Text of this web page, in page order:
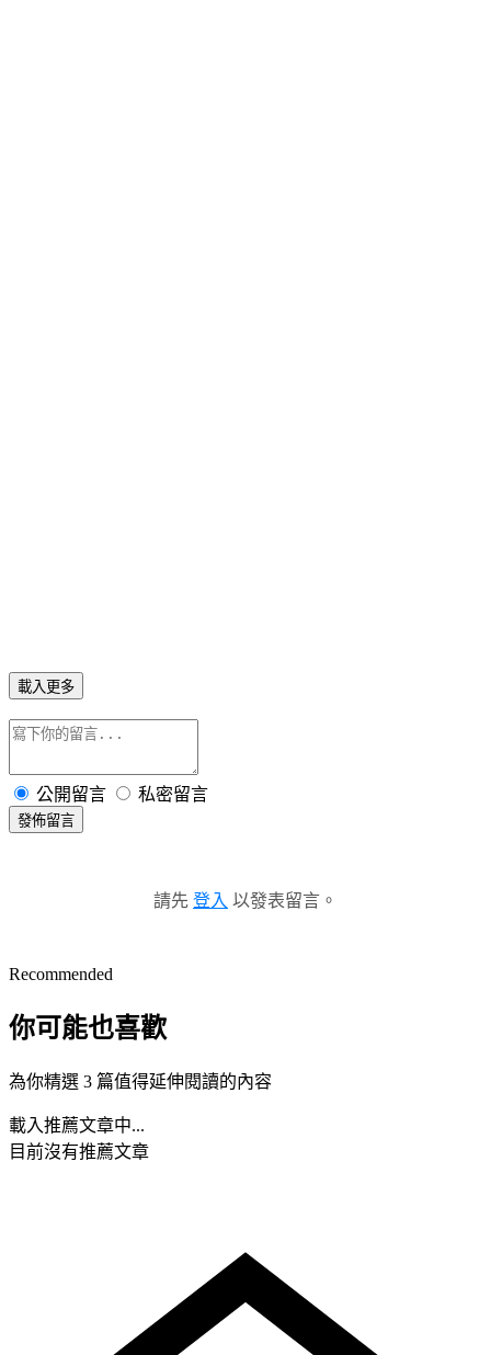
載入更多
公開留言 私密留言
發佈留言
請先 登入 以發表留言。
Recommended
你可能也喜歡
為你精選 3 篇值得延伸閱讀的內容
載入推薦文章中...
目前沒有推薦文章